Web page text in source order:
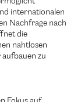
internationalen
Nachfrage nach
die
nahtlosen
zu